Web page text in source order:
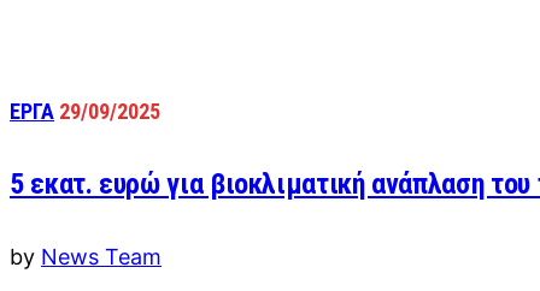
ΕΡΓΑ 29/09/2025
5 εκατ. ευρώ για βιοκλιματική ανάπλαση
by News Team